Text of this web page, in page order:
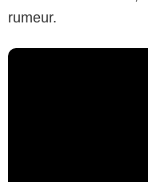
rumeur.